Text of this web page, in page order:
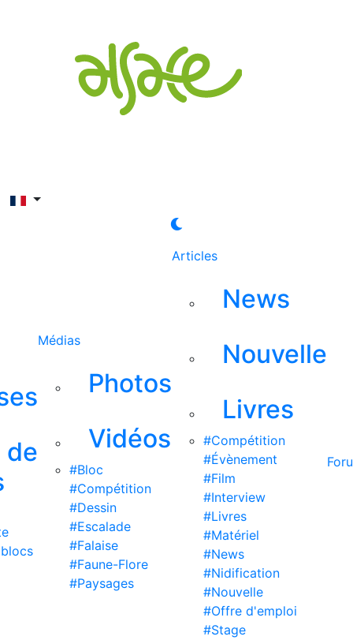
de
Médias
Photos
Vidéos
#Bloc
#Compétition
#Dessin
#Escalade
#Falaise
#Faune-Flore
#Paysages
Articles
News
Nouvelle
Livres
#Compétition
#Évènement
#Film
#Interview
#Livres
#Matériel
#News
#Nidification
#Nouvelle
#Offre d'emploi
#Stage